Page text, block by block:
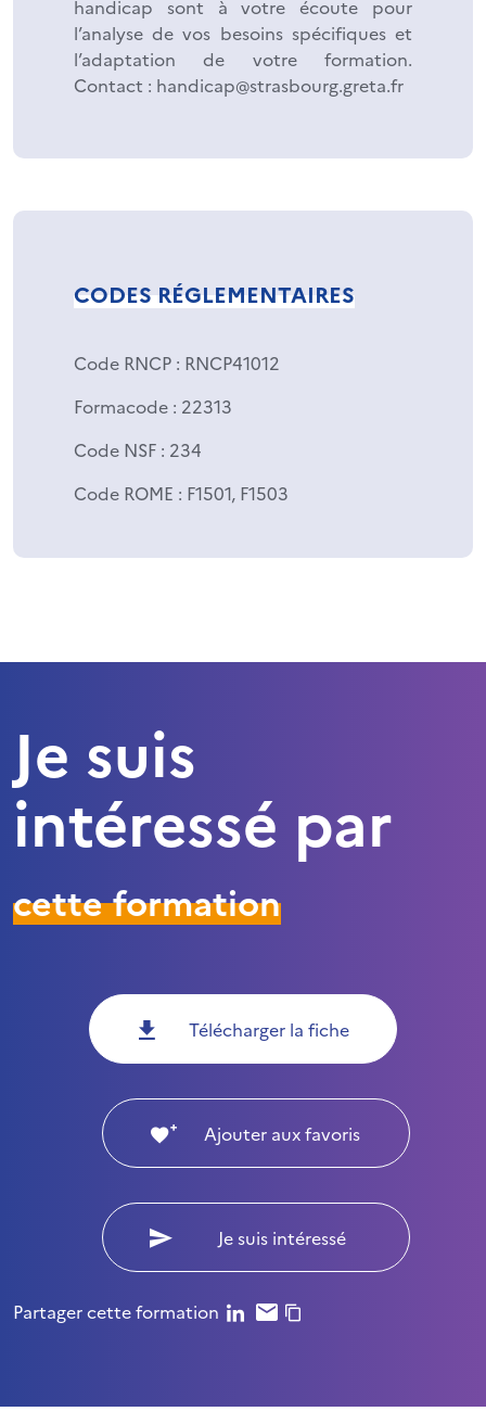
handicap sont à votre écoute pour
l’analyse de vos besoins spécifiques et
l’adaptation de votre formation.
Contact : handicap@strasbourg.greta.fr
CODES RÉGLEMENTAIRES
Code RNCP : RNCP41012
Formacode : 22313
Code NSF : 234
Code ROME : F1501, F1503
Je suis
intéressé par
cette formation
Télécharger la fiche
Ajouter aux favoris
Je suis intéressé
Partager cette formation